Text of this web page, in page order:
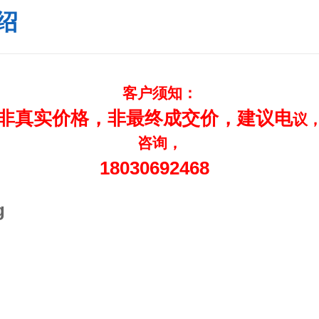
客户须知：
真实价格，非最终成交价，建议电议
咨询，
18030692468